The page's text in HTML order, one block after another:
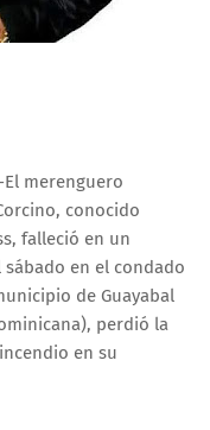
El merenguero
conocido
falleció en un
en el condado
de Guayabal
perdió la
en su